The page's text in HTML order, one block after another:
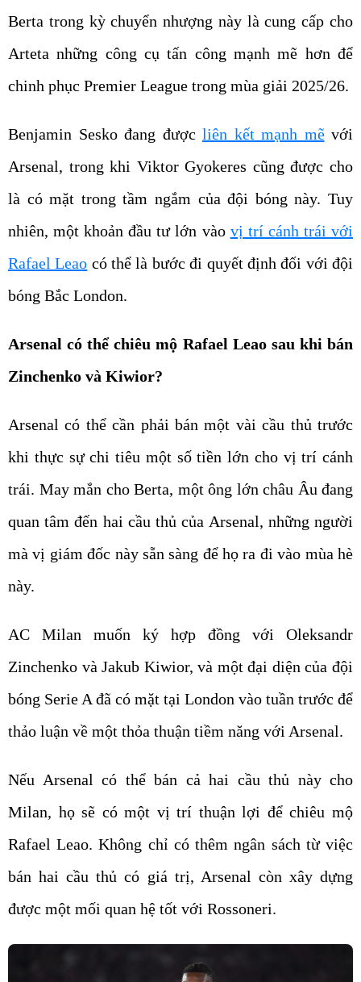
Berta trong kỳ chuyển nhượng này là cung cấp cho
Arteta những công cụ tấn công mạnh mẽ hơn để
chinh phục Premier League trong mùa giải 2025/26.
Benjamin Sesko đang được liên kết mạnh mẽvới
Arsenal, trong khi Viktor Gyokeres cũng được cho
là có mặt trong tầm ngắm của đội bóng này. Tuy
nhiên, một khoản đầu tư lớn vào vị trí cánh trái với
Rafael Leao có thể là bước đi quyết định đối với đội
bóng Bắc London.
Arsenal có thể chiêu mộ Rafael Leao sau khi bán
Zinchenko và Kiwior?
Arsenal có thể cần phải bán một vài cầu thủ trước
khi thực sự chi tiêu một số tiền lớn cho vị trí cánh
trái. May mắn cho Berta, một ông lớn châu Âu đang
quan tâm đến hai cầu thủ của Arsenal, những người
mà vị giám đốc này sẵn sàng để họ ra đi vào mùa hè
này.
AC Milan muốn ký hợp đồng với Oleksandr
Zinchenko và Jakub Kiwior, và một đại diện của đội
bóng Serie A đã có mặt tại London vào tuần trước để
thảo luận về một thỏa thuận tiềm năng với Arsenal.
Nếu Arsenal có thể bán cả hai cầu thủ này cho
Milan, họ sẽ có một vị trí thuận lợi để chiêu mộ
Rafael Leao. Không chỉ có thêm ngân sách từ việc
bán hai cầu thủ có giá trị, Arsenal còn xây dựng
được một mối quan hệ tốt với Rossoneri.